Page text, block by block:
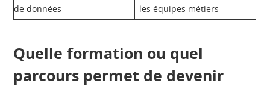
de données
les équipes métiers
Quelle formation ou quel
parcours permet de devenir